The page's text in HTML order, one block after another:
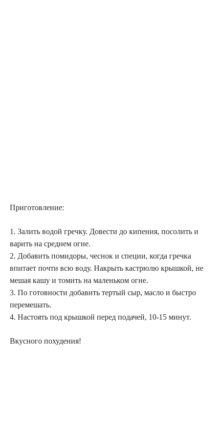
Приготовление:
1. Залить водой гречку. Довести до кипения, посолить и
варить на среднем огне.
2. Добавить помидоры, чеснок и специи, когда гречка
впитает почти всю воду. Накрыть кастрюлю крышкой, не
мешая кашу и томить на маленьком огне.
3. По готовности добавить тертый сыр, масло и быстро
перемешать.
4. Настоять под крышкой перед подачей, 10-15 минут.
Вкусного похудения!